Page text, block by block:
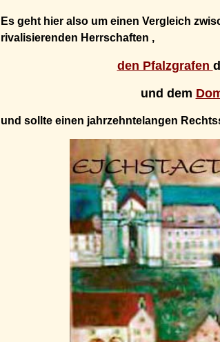
Es geht hier also um einen Vergleich
rivalisierenden Herrschaften ,
den Pfalzgrafen
und dem
und sollte einen jahrzehntelangen